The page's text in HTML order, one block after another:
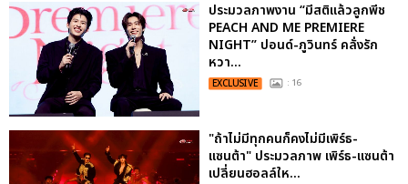
ประมวลภาพงาน “มีสติแล้วลูกพีช
PEACH AND ME PREMIERE
NIGHT” ปอนด์-ภูวินทร์ คลั่งรัก
หวา...
EXCLUSIVE : 16
"ถ้าไม่มีทุกคนก็คงไม่มีเพิร์ธ-
แซนต้า" ประมวลภาพ เพิร์ธ-แซนต้า
เปลี่ยนฮอลล์ให...